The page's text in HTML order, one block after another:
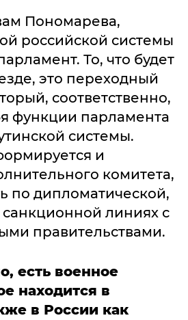
Пономарева,
российской системы
То, что будет
это переходный
соответственно,
функции парламента
системы.
и
комитета,
по дипломатической,
линиях с
правительствами.
есть военное
находится в
в России как